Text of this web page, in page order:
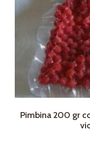
Pimbina 200 gr